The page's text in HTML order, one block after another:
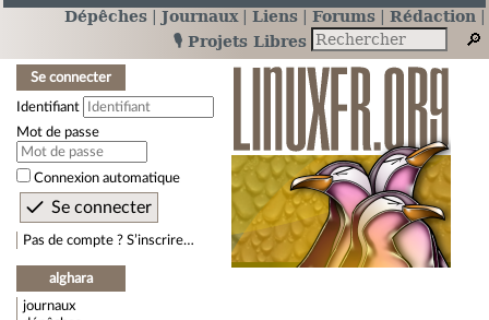
Dépêches Journaux Liens Forums
Rédaction
🎙️ Projets Libres
Se connecter
Identifiant
Mot de passe
Connexion automatique
Pas de compte ? S’inscrire…
alghara
journaux